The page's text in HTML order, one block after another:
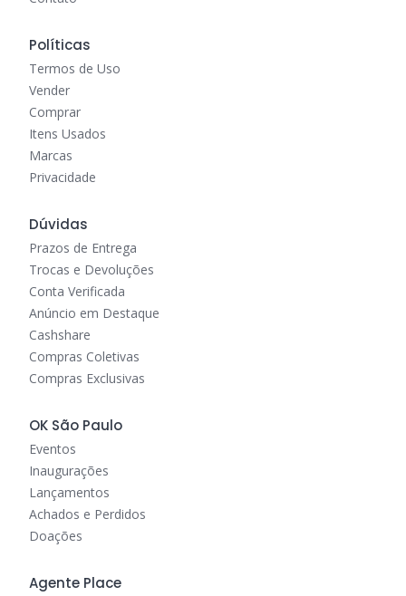
Políticas
Termos de Uso
Vender
Comprar
Itens Usados
Marcas
Privacidade
Dúvidas
Prazos de Entrega
Trocas e Devoluções
Conta Verificada
Anúncio em Destaque
Cashshare
Compras Coletivas
Compras Exclusivas
OK São Paulo
Eventos
Inaugurações
Lançamentos
Achados e Perdidos
Doações
Agente Place